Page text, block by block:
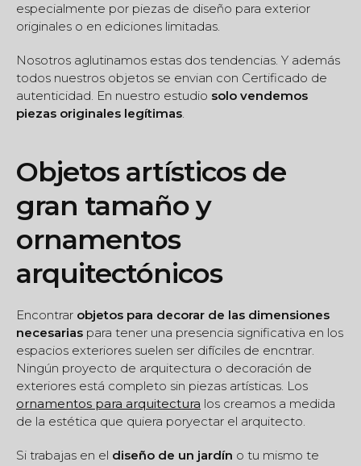
especialmente por piezas de diseño para exterior
originales o en ediciones limitadas.
Nosotros aglutinamos estas dos tendencias. Y además
todos nuestros objetos se envian con Certificado de
autenticidad. En nuestro estudio solo vendemos
piezas originales legítimas.
Objetos artísticos de
gran tamaño y
ornamentos
arquitectónicos
Encontrar objetos para decorar de las dimensiones
necesarias para tener una presencia significativa en los
espacios exteriores suelen ser difíciles de encntrar.
Ningún proyecto de arquitectura o decoración de
exteriores está completo sin piezas artísticas. Los
ornamentos para arquitectura los creamos a medida
de la estética que quiera poryectar el arquitecto.
Si trabajas en el diseño de un jardín o tu mismo te